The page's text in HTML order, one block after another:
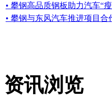
• 攀钢高品质钢板助力汽车“
• 攀钢与东风汽车推进项目合
资讯浏览